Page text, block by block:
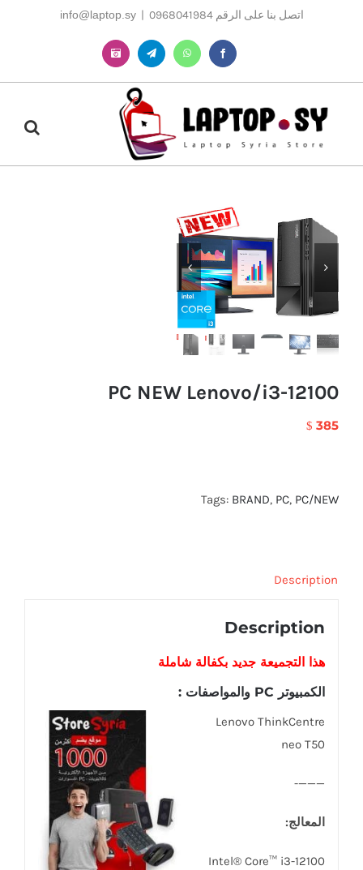
اتصل بنا على الرقم 0968041984 |
info@laptop.sy
Facebook
WhatsApp
Telegram
Instagram
PC NEW Lenovo/i3-12100
$ 385
Tags: BRAND, PC, PC/NEW
Description
Description
هذا التجميعة جديد بكفالة شاملة
الكمبيوتر PC والمواصفات :
Lenovo ThinkCentre
neo T50
———-
المعالج:
Intel® Core™ i3-12100